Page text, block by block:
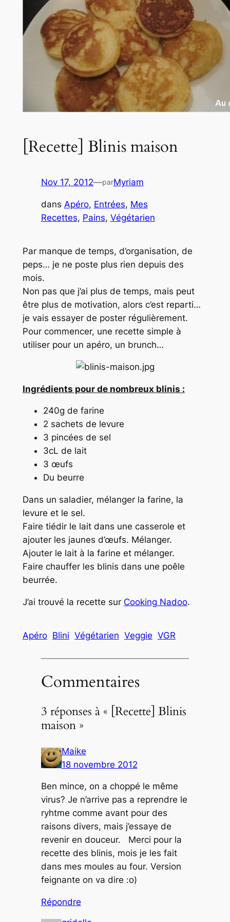
[Recette] Blinis maison
Nov 17, 2012—parMyriam
dans Apéro, Entrées, Mes
Recettes, Pains, Végétarien
Par manque de temps, d’organisation, de
peps… je ne poste plus rien depuis des
mois.
Non pas que j’ai plus de temps, mais peut
être plus de motivation, alors c’est reparti…
je vais essayer de poster régulièrement.
Pour commencer, une recette simple à
utiliser pour un apéro, un brunch…
Ingrédients pour de nombreux blinis :
240g de farine
2 sachets de levure
3 pincées de sel
3cL de lait
3 œufs
Du beurre
Dans un saladier, mélanger la farine, la
levure et le sel.
Faire tiédir le lait dans une casserole et
ajouter les jaunes d’œufs. Mélanger.
Ajouter le lait à la farine et mélanger.
Faire chauffer les blinis dans une poêle
beurrée.
J’ai trouvé la recette sur Cooking Nadoo.
Apéro Blini Végétarien Veggie VGR
Commentaires
3 réponses à « [Recette] Blinis
maison »
Maike
18 novembre 2012
Ben mince, on a choppé le même
virus? Je n’arrive pas a reprendre le
ryhtme comme avant pour des
raisons divers, mais j’essaye de
revenir en douceur. Merci pour la
recette des blinis, mois je les fait
dans mes moules au four. Version
feignante on va dire :o)
Répondre